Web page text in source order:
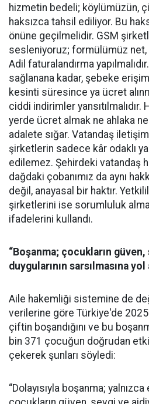
hizmetin bedeli; köylümüzün,
haksızca tahsil ediliyor. Bu
önüne geçilmelidir. GSM
sesleniyoruz; formülümüz
Adil faturalandırma
sağlanana kadar, şebeke
kesinti süresince ya ücret
ciddi indirimler
yerde ücret almak ne ahlaka
adalete sığar. Vatandaş
şirketlerin sadece kâr odaklı
edilemez. Şehirdeki vatandaş
dağdaki çobanımız da aynı
değil, anayasal bir haktır.
şirketlerini ise sorumluluk
ifadelerini kullandı.
“Boşanma; çocukların
duygularının sarsılmasına yol
Aile hakemliği sistemine de
verilerine göre Türkiye'de 2025
çiftin boşandığını ve bu
bin 371 çocuğun doğrudan
çekerek şunları söyledi:
“Dolayısıyla boşanma;